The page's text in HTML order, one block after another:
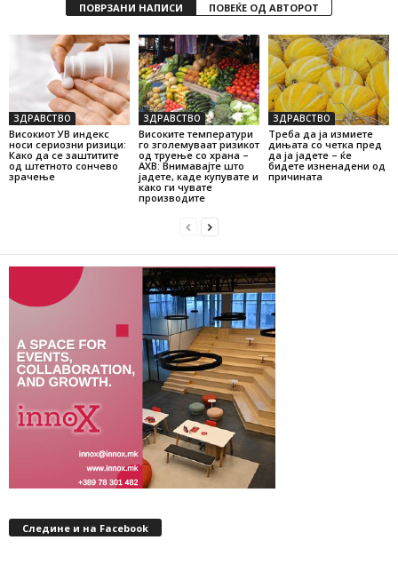
ПОВРЗАНИ НАПИСИ ПОВЕЌЕ ОД АВТОРОТ
ЗДРАВСТВО
Високиот УВ индекс
носи сериозни ризици:
Како да се заштитите
од штетното сончево
зрачење
ЗДРАВСТВО
Високите температури
го зголемуваат ризикот
од труење со храна –
АХВ: Внимавајте што
јадете, каде купувате и
како ги чувате
производите
ЗДРАВСТВО
Треба да ја измиете
дињата со четка пред
да ја јадете – ќе
бидете изненадени од
причината
Следине и на Facebook